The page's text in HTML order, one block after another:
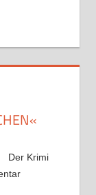
Der Krimi